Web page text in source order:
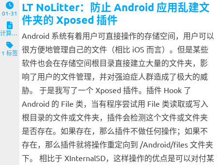
01-31
计算机与客户端
1 标签
LT NoLitter：防止 Android 应用乱建文
件夹的 Xposed 插件
Android 系统有着用户可直接操作的存储空间，用户可以
很方便地管理自己的文件（相比 iOS 而言）。但是某些
软件也会在存储空间根目录直接建立大量的文件夹，影
响了用户的文件管理，并对强迫症人群造成了极大的威
胁。 于是我写了一个 Xposed 插件。插件 Hook 了
Android 的 File 类，当有程序尝试用 File 类读取或写入
根目录的文件或文件夹，插件会检测这个文件或文件夹
是否存在。如果存在，那么插件不做任何操作；如果不
存在，那么插件就将操作重定向到 /Android/files 文件夹
下。 相比于 XInternalSD，这样操作的优点是可以对付某